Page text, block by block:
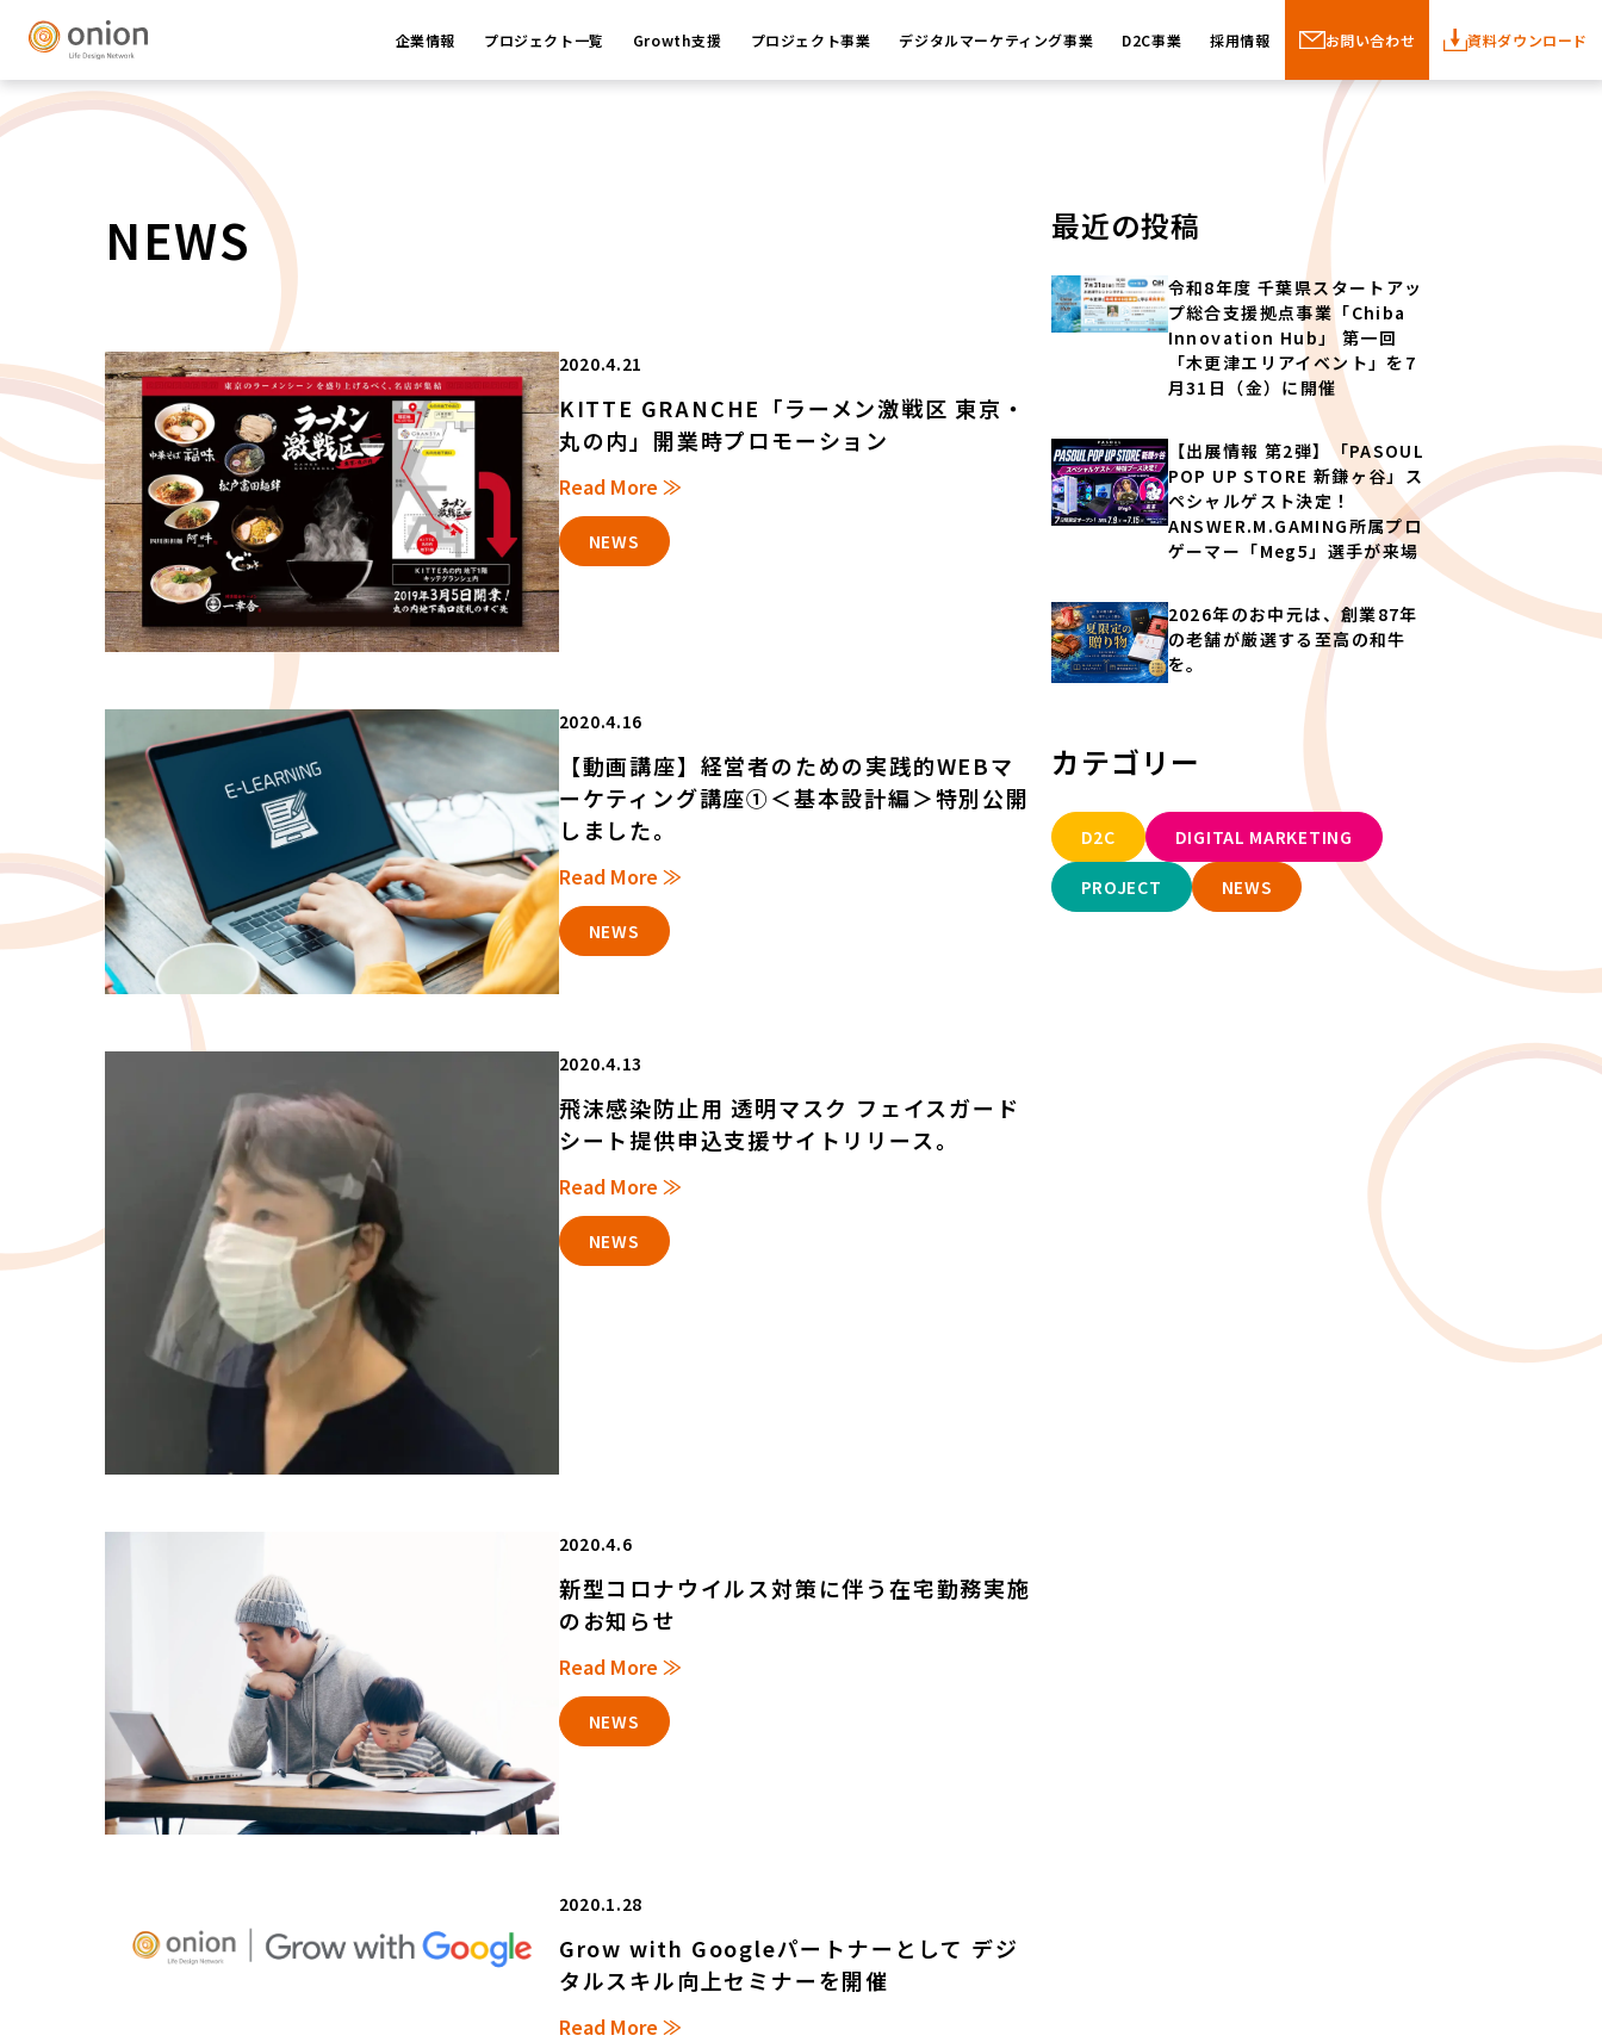
企業情報 プロジェクト一覧 Growth支援 プロジェクト事業 デジタルマーケティング事業 D2C事業 採用情報 お問い合わせ 資料ダウンロード
NEWS
2020.4.21
KITTE GRANCHE「ラーメン激戦区 東京・
丸の内」開業時プロモーション
Read More ≫
NEWS
2020.4.16
【動画講座】経営者のための実践的WEBマ
ーケティング講座①＜基本設計編＞特別公開
しました。
Read More ≫
NEWS
2020.4.13
飛沫感染防止用 透明マスク フェイスガード
シート提供申込支援サイトリリース。
Read More ≫
NEWS
2020.4.6
新型コロナウイルス対策に伴う在宅勤務実施
のお知らせ
Read More ≫
NEWS
2020.1.28
Grow with Googleパートナーとして デジ
タルスキル向上セミナーを開催
Read More ≫
最近の投稿
令和8年度 千葉県スタートアッ
プ総合支援拠点事業「Chiba
Innovation Hub」 第一回
「木更津エリアイベント」を7
月31日（金）に開催
【出展情報 第2弾】「PASOUL
POP UP STORE 新鎌ヶ谷」ス
ペシャルゲスト決定！
ANSWER.M.GAMING所属プロ
ゲーマー「Meg5」選手が来場
2026年のお中元は、創業87年
の老舗が厳選する至高の和牛
を。
カテゴリー
D2C DIGITAL MARKETING
PROJECT NEWS